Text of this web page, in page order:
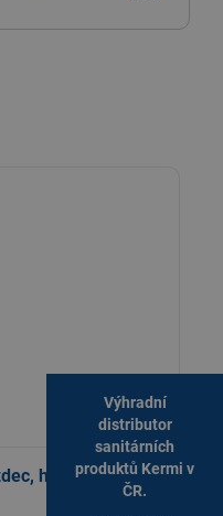
hadice 150 cm,
Výhradní
distributor
sanitárních
produktů Kermi v
ČR.